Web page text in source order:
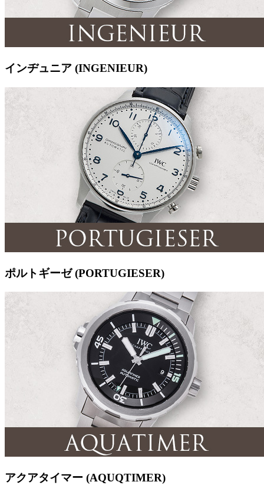
インヂュニア (INGENIEUR)
ポルトギーゼ (PORTUGIESER)
アクアタイマー (AQUQTIMER)